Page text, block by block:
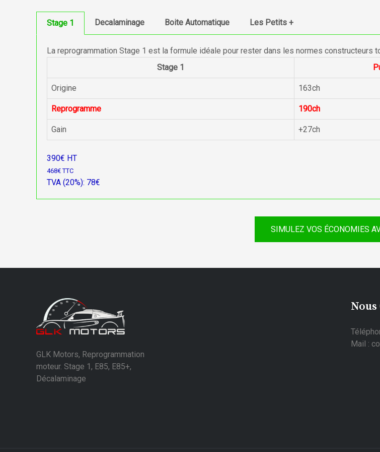
Stage 1 Decalaminage Boite Automatique Les Petits +
La reprogrammation Stage 1 est la formule idéale pour rester dans les normes constructeurs
Stage 1
Origine 163ch
Reprogramme 190ch
Gain +27ch
390€ HT
468€ TTC
TVA (20%): 78€
SIMULEZ VOS ÉCONOMIES
GLK Motors, Reprogrammation
moteur. Stage 1, E85, E85+,
Décalaminage
Mail :